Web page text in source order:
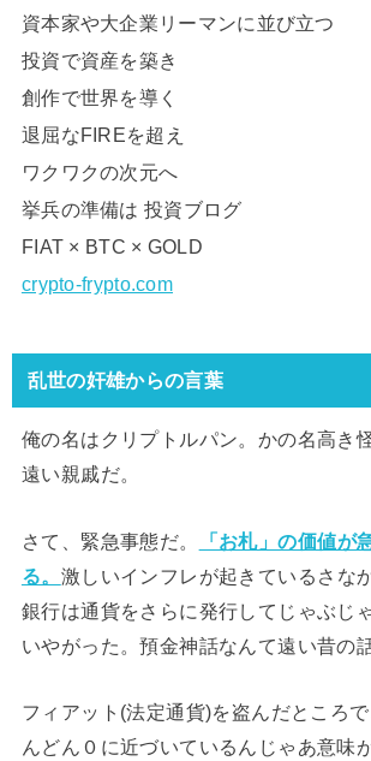
資本家や大企業リーマンに並び立つ
投資で資産を築き
創作で世界を導く
退屈なFIREを超え
ワクワクの次元へ
挙兵の準備は 投資ブログ
FIAT × BTC × GOLD
crypto-frypto.com
乱世の奸雄からの言葉
俺の名はクリプトルパン。かの名高き
遠い親戚だ。
さて、緊急事態だ。
「お札」の価値が
る。 激しいインフレが起きているさな
銀行は通貨をさらに発行してじゃぶじ
いやがった。預金神話なんて遠い昔の話
フィアット(法定通貨)を盗んだところ
んどん０に近づいているんじゃあ意味